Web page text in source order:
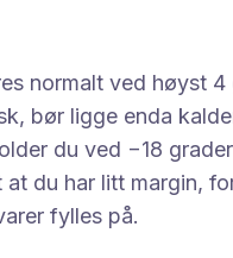
normalt ved høyst 4
bør ligge enda
du ved −18
at du har litt margin,
fylles på.